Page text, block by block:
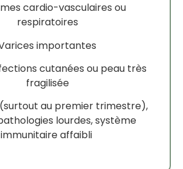
cardio-vasculaires ou
respiratoires
importantes
cutanées ou peau très
fragilisée
au premier trimestre),
lourdes, système
immunitaire affaibli